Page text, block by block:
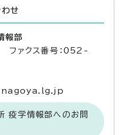
せ
報部
ァクス番号：052-
疫学情報部へのお問